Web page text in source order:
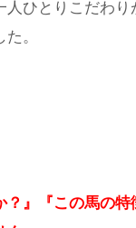
ひとりこだわ
。
』『この馬の特